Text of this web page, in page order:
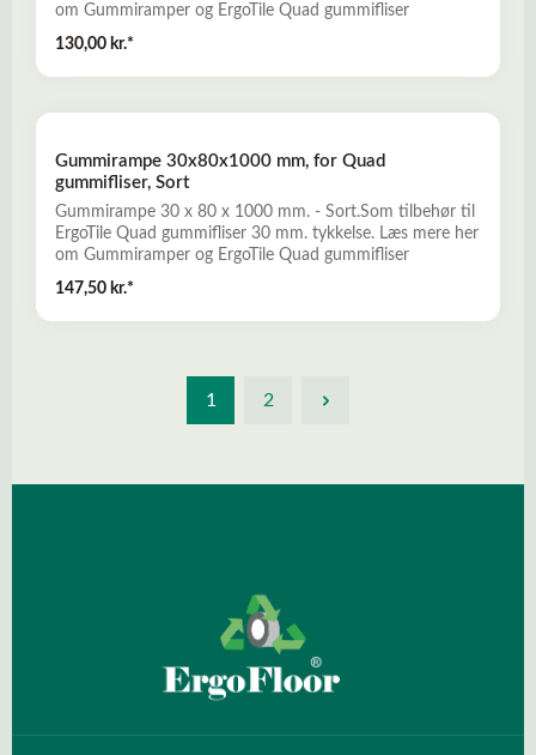
om Gummiramper og ErgoTile Quad gummifliser
130,00 kr.*
Gummirampe 30x80x1000 mm, for Quad
gummifliser, Sort
Gummirampe 30 x 80 x 1000 mm. - Sort.Som tilbehør til
ErgoTile Quad gummifliser 30 mm. tykkelse. Læs mere her
om Gummiramper og ErgoTile Quad gummifliser
147,50 kr.*
1 2